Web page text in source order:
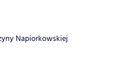
Napiorkowskiej